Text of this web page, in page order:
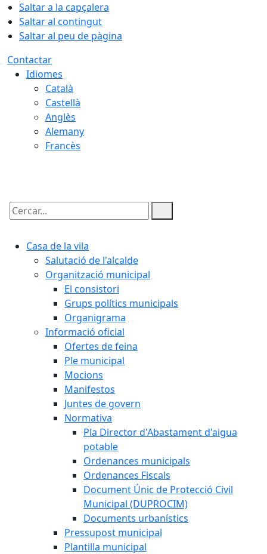
Saltar a la capçalera
Saltar al contingut
Saltar al peu de pàgina
Contactar
Idiomes
Català
Castellà
Anglès
Alemany
Francès
Cercar:
Casa de la vila
Salutació de l'alcalde
Organització municipal
El consistori
Grups polítics municipals
Organigrama
Informació oficial
Ofertes de feina
Ple municipal
Mocions
Manifestos
Juntes de govern
Normativa
Pla Director d'Abastament d'aigua
potable
Ordenances municipals
Ordenances Fiscals
Document Únic de Protecció Civil
Municipal (DUPROCIM)
Documents urbanístics
Pressupost municipal
Plantilla municipal